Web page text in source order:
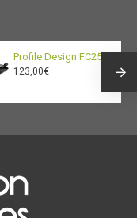
Profile Design FC25
123,00€